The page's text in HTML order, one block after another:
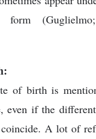
form
of birth is
even if the
coincide. A lot of